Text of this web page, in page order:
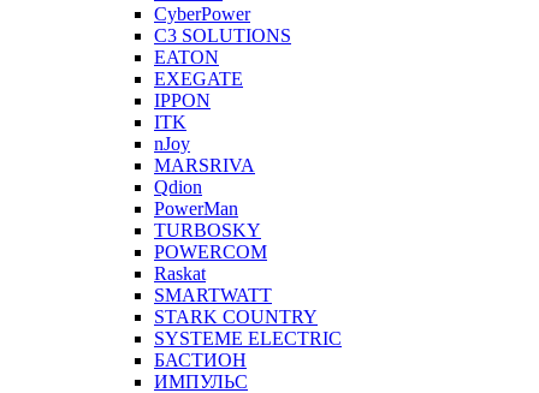
CyberPower
C3 SOLUTIONS
EATON
EXEGATE
IPPON
ITK
nJoy
MARSRIVA
Qdion
PowerMan
TURBOSKY
POWERCOM
Raskat
SMARTWATT
STARK COUNTRY
SYSTEME ELECTRIC
БАСТИОН
ИМПУЛЬС